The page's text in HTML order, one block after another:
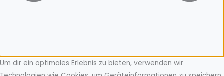
Um dir ein optimales Erlebnis zu bieten, verwenden wir